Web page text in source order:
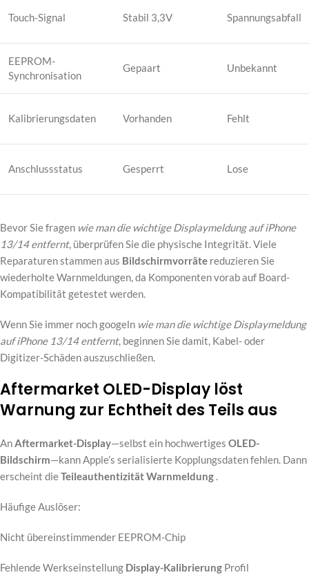
Touch-Signal Stabil 3,3V Spannungsabfall
EEPROM-
Synchronisation
Gepaart Unbekannt
Kalibrierungsdaten Vorhanden Fehlt
Anschlussstatus Gesperrt Lose
Bevor Sie fragen wie man die wichtige Displaymeldung auf iPhone
13/14 entfernt, überprüfen Sie die physische Integrität. Viele
Reparaturen stammen aus Bildschirmvorräte reduzieren Sie
wiederholte Warnmeldungen, da Komponenten vorab auf Board-
Kompatibilität getestet werden.
Wenn Sie immer noch googeln wie man die wichtige Displaymeldung
auf iPhone 13/14 entfernt, beginnen Sie damit, Kabel- oder
Digitizer-Schäden auszuschließen.
Aftermarket OLED-Display löst
Warnung zur Echtheit des Teils aus
AnAftermarket-Display—selbst ein hochwertiges OLED-
Bildschirm—kann Apple’s serialisierte Kopplungsdaten fehlen. Dann
erscheint dieTeileauthentizitätWarnmeldung .
Häufige Auslöser:
Nicht übereinstimmender EEPROM-Chip
Fehlende Werkseinstellung Display-Kalibrierung Profil